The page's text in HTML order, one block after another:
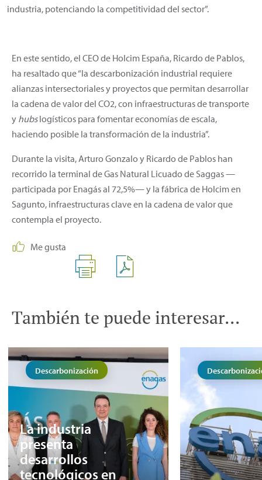
industria, potenciando la competitividad del sector”.
En este sentido, el CEO de Holcim España, Ricardo de Pablos,
ha resaltado que “la descarbonización industrial requiere
alianzas intersectoriales y proyectos que permitan desarrollar
la cadena de valor del CO2, con infraestructuras de transporte
y hubslogísticos para fomentar economías de escala,
haciendo posible la transformación de la industria”.
Durante la visita, Arturo Gonzalo y Ricardo de Pablos han
recorrido la terminal de Gas Natural Licuado de Saggas —
participada por Enagás al 72,5%— y la fábrica de Holcim en
Sagunto, infraestructuras clave en la cadena de valor que
contempla el proyecto.
Me gusta
También te puede interesar...
Descarbonización
La industria
presenta
desarrollos
tecnológicos en